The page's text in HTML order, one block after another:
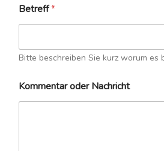
Betreff*
Bitte beschreiben Sie kurz worum es
Kommentar oder Nachricht